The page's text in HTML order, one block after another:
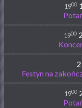
1900
1900
Festyn na
1900